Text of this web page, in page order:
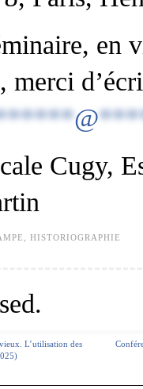
en
@
Cugy,
HISTORIOGRAPHIE
L’utilisation des